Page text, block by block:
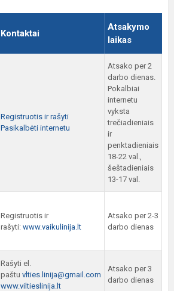
Kontaktai
Atsakymo
laikas
Registruotis ir rašyti
Pasikalbėti internetu
Atsako per 2
darbo dienas.
Pokalbiai
internetu
vyksta
trečiadieniais
ir
penktadieniais
18-22 val.,
šeštadieniais
13-17 val.
Registruotis ir
rašyti: www.vaikulinija.lt
Atsako per 2-3
darbo dienas
Rašyti el.
paštu vlties.linija@gmail.com
www.viltieslinija.lt
Atsako per 3
darbo dienas